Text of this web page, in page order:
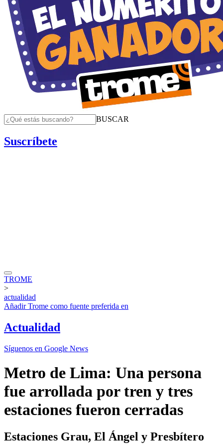
BUSCAR
Suscríbete
TROME
>
actualidad
AñadirTrome como fuente preferida en
Actualidad
Síguenos en Google News
Metro de Lima: Una persona
fue arrollada por tren y tres
estaciones fueron cerradas
Estaciones Grau, El Ángel y Presbítero